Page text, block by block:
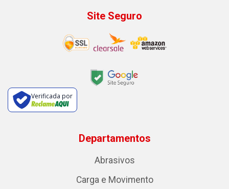
Site Seguro
Verificada por
Departamentos
Abrasivos
Carga e Movimento